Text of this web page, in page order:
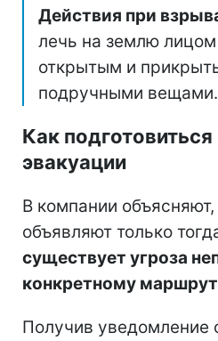
Действия при
лечь на землю
открытым и
подручными вещами.
Как
эвакуации
В компании
объявляют только
существует угроза
конкретному
Получив уведомление